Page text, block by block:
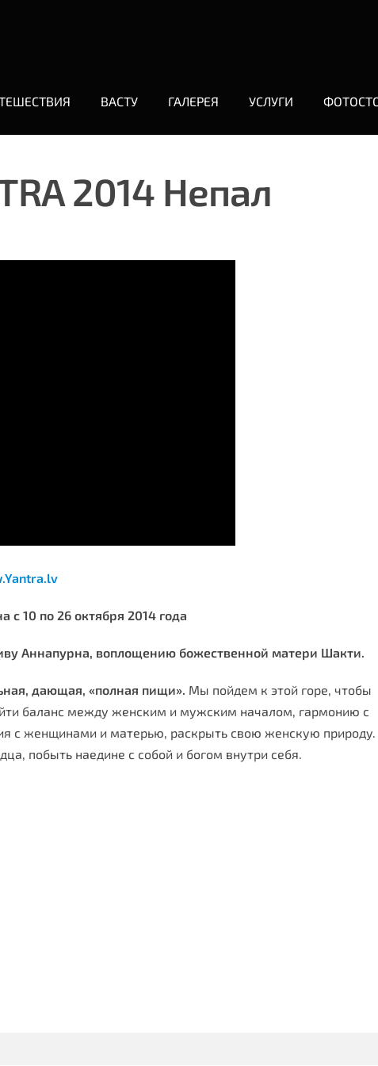
ВАСТУ ГАЛЕРЕЯ УСЛУГИ
2014 Непал
10 по 26 октября 2014 года
Аннапурна, воплощению божественной матери Шакти.
дающая, «полная пищи». Мы пойдем к этой горе, чтобы
баланс между женским и мужским началом, гармонию с
с женщинами и матерью, раскрыть свою женскую природу.
побыть наедине с собой и богом внутри себя.